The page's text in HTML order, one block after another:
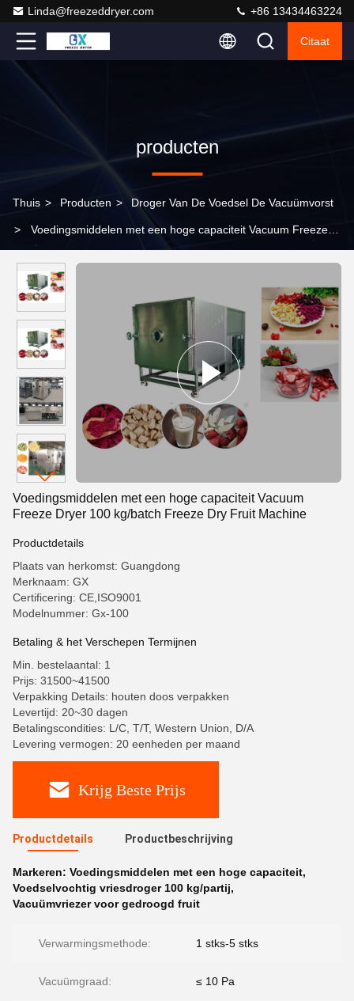
Linda@freezeddryer.com +86 13434463224
Citaat
producten
Thuis > Producten > Droger Van De Voedsel De Vacuümvorst
> Voedingsmiddelen met een hoge capaciteit Vacuum Freeze
Voedingsmiddelen met een hoge capaciteit Vacuum
Freeze Dryer 100 kg/batch Freeze Dry Fruit Machine
Productdetails
Plaats van herkomst: Guangdong
Merknaam: GX
Certificering: CE,ISO9001
Modelnummer: Gx-100
Betaling & het Verschepen Termijnen
Min. bestelaantal: 1
Prijs: 31500~41500
Verpakking Details: houten doos verpakken
Levertijd: 20~30 dagen
Betalingscondities: L/C, T/T, Western Union, D/A
Levering vermogen: 20 eenheden per maand
Krijg Beste Prijs
Productdetails Productbeschrijving
Markeren: Voedingsmiddelen met een hoge capaciteit,
Voedselvochtig vriesdroger 100 kg/partij,
Vacuümvriezer voor gedroogd fruit
Verwarmingsmethode: 1 stks-5 stks
Vacuümgraad: ≤ 10 Pa